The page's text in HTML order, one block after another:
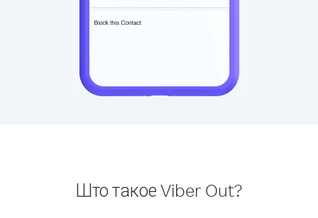
Што такое Viber Out?